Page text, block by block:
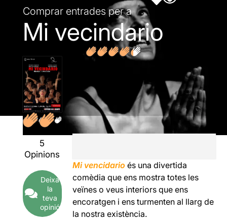
Comprar entrades per a
Mi vecindario
5
Opinions
Deixa
la
teva
opinió
Mi vencidario és una divertida
comèdia que ens mostra totes les
veïnes o veus interiors que ens
encoratgen i ens turmenten al llarg de
la nostra existència.